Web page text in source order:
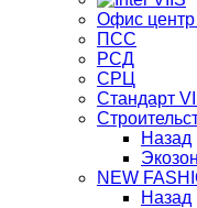
Офис центр
ПСС
РСД
СРЦ
Стандарт
Назад
NEW
Назад